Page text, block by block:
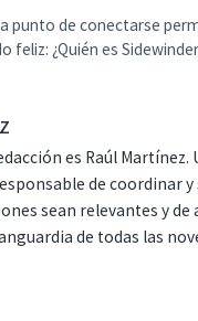
a punto de conectarse
feliz: ¿Quién es
es Raúl
de coordinar
sean relevantes y
de todas las